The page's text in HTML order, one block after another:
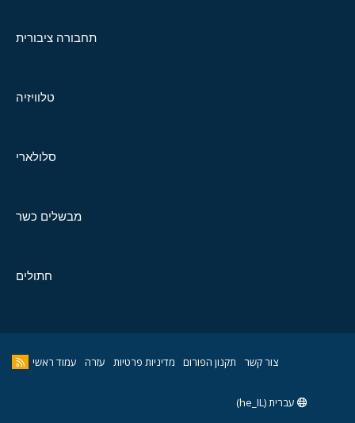
תחבורה ציבורית
טלוויזיה
סלולארי
מבשלים כשר
חתולים
צור קשר תקנון הפורום מדיניות פרטיות עזרה עמוד ראשי
עברית (he_IL)